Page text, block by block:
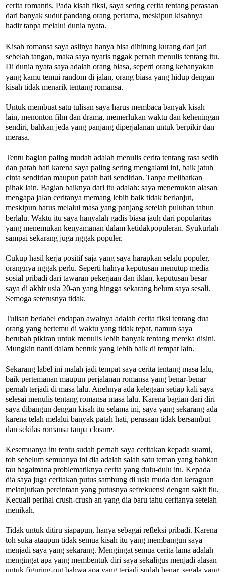
cerita romantis. Pada kisah fiksi, saya sering cerita tentang perasaan
dari banyak sudut pandang orang pertama, meskipun kisahnya
hadir tanpa melalui dunia nyata.
Kisah romansa saya aslinya hanya bisa dihitung kurang dari jari
sebelah tangan, maka saya nyaris nggak pernah menulis tentang itu.
Di dunia nyata saya adalah orang biasa, seperti orang kebanyakan
yang kamu temui random di jalan, orang biasa yang hidup dengan
kisah tidak menarik tentang romansa.
Untuk membuat satu tulisan saya harus membaca banyak kisah
lain, menonton film dan drama, memerlukan waktu dan keheningan
sendiri, bahkan jeda yang panjang diperjalanan untuk berpikir dan
merasa.
Tentu bagian paling mudah adalah menulis cerita tentang rasa sedih
dan patah hati karena saya paling sering mengalami ini, baik jatuh
cinta sendirian maupun patah hati sendirian. Tanpa melibatkan
pihak lain. Bagian baiknya dari itu adalah: saya menemukan alasan
mengapa jalan ceritanya memang lebih baik tidak berlanjut,
meskipun harus melalui masa yang panjang setelah puluhan tahun
berlalu. Waktu itu saya hanyalah gadis biasa jauh dari popularitas
yang menemukan kenyamanan dalam ketidakpopuleran. Syukurlah
sampai sekarang juga nggak populer.
Cukup hasil kerja positif saja yang saya harapkan selalu populer,
orangnya nggak perlu. Seperti halnya keputusan menutup media
sosial pribadi dari tawaran pekerjaan dan iklan, keputusan besar
saya di akhir usia 20-an yang hingga sekarang belum saya sesali.
Semoga seterusnya tidak.
Tulisan berlabel endapan awalnya adalah cerita fiksi tentang dua
orang yang bertemu di waktu yang tidak tepat, namun saya
berubah pikiran untuk menulis lebih banyak tentang mereka disini.
Mungkin nanti dalam bentuk yang lebih baik di tempat lain.
Sekarang label ini malah jadi tempat saya cerita tentang masa lalu,
baik pertemanan maupun perjalanan romansa yang benar-benar
pernah terjadi di masa lalu. Anehnya ada kelegaan setiap kali saya
selesai menulis tentang romansa masa lalu. Karena bagian dari diri
saya dibangun dengan kisah itu selama ini, saya yang sekarang ada
karena telah melalui banyak patah hati, perasaan tidak bersambut
dan sekilas romansa tanpa closure.
Kesemuanya itu tentu sudah pernah saya ceritakan kepada suami,
toh sebelum semuanya ini dia adalah salah satu teman yang bahkan
tau bagaimana problematiknya cerita yang dulu-dulu itu. Kepada
dia saya juga ceritakan putus sambung di usia muda dan keraguan
melanjutkan percintaan yang putusnya sefrekuensi dengan sakit flu.
Kecuali perihal crush-crush an yang dia baru tahu ceritanya setelah
menikah.
Tidak untuk ditiru siapapun, hanya sebagai refleksi pribadi. Karena
toh suka ataupun tidak semua kisah itu yang membangun saya
menjadi saya yang sekarang. Mengingat semua cerita lama adalah
mengingat apa yang membentuk diri saya sekaligus menjadi alasan
untuk figuring-out bahwa apa yang terjadi sudah benar, segala yang